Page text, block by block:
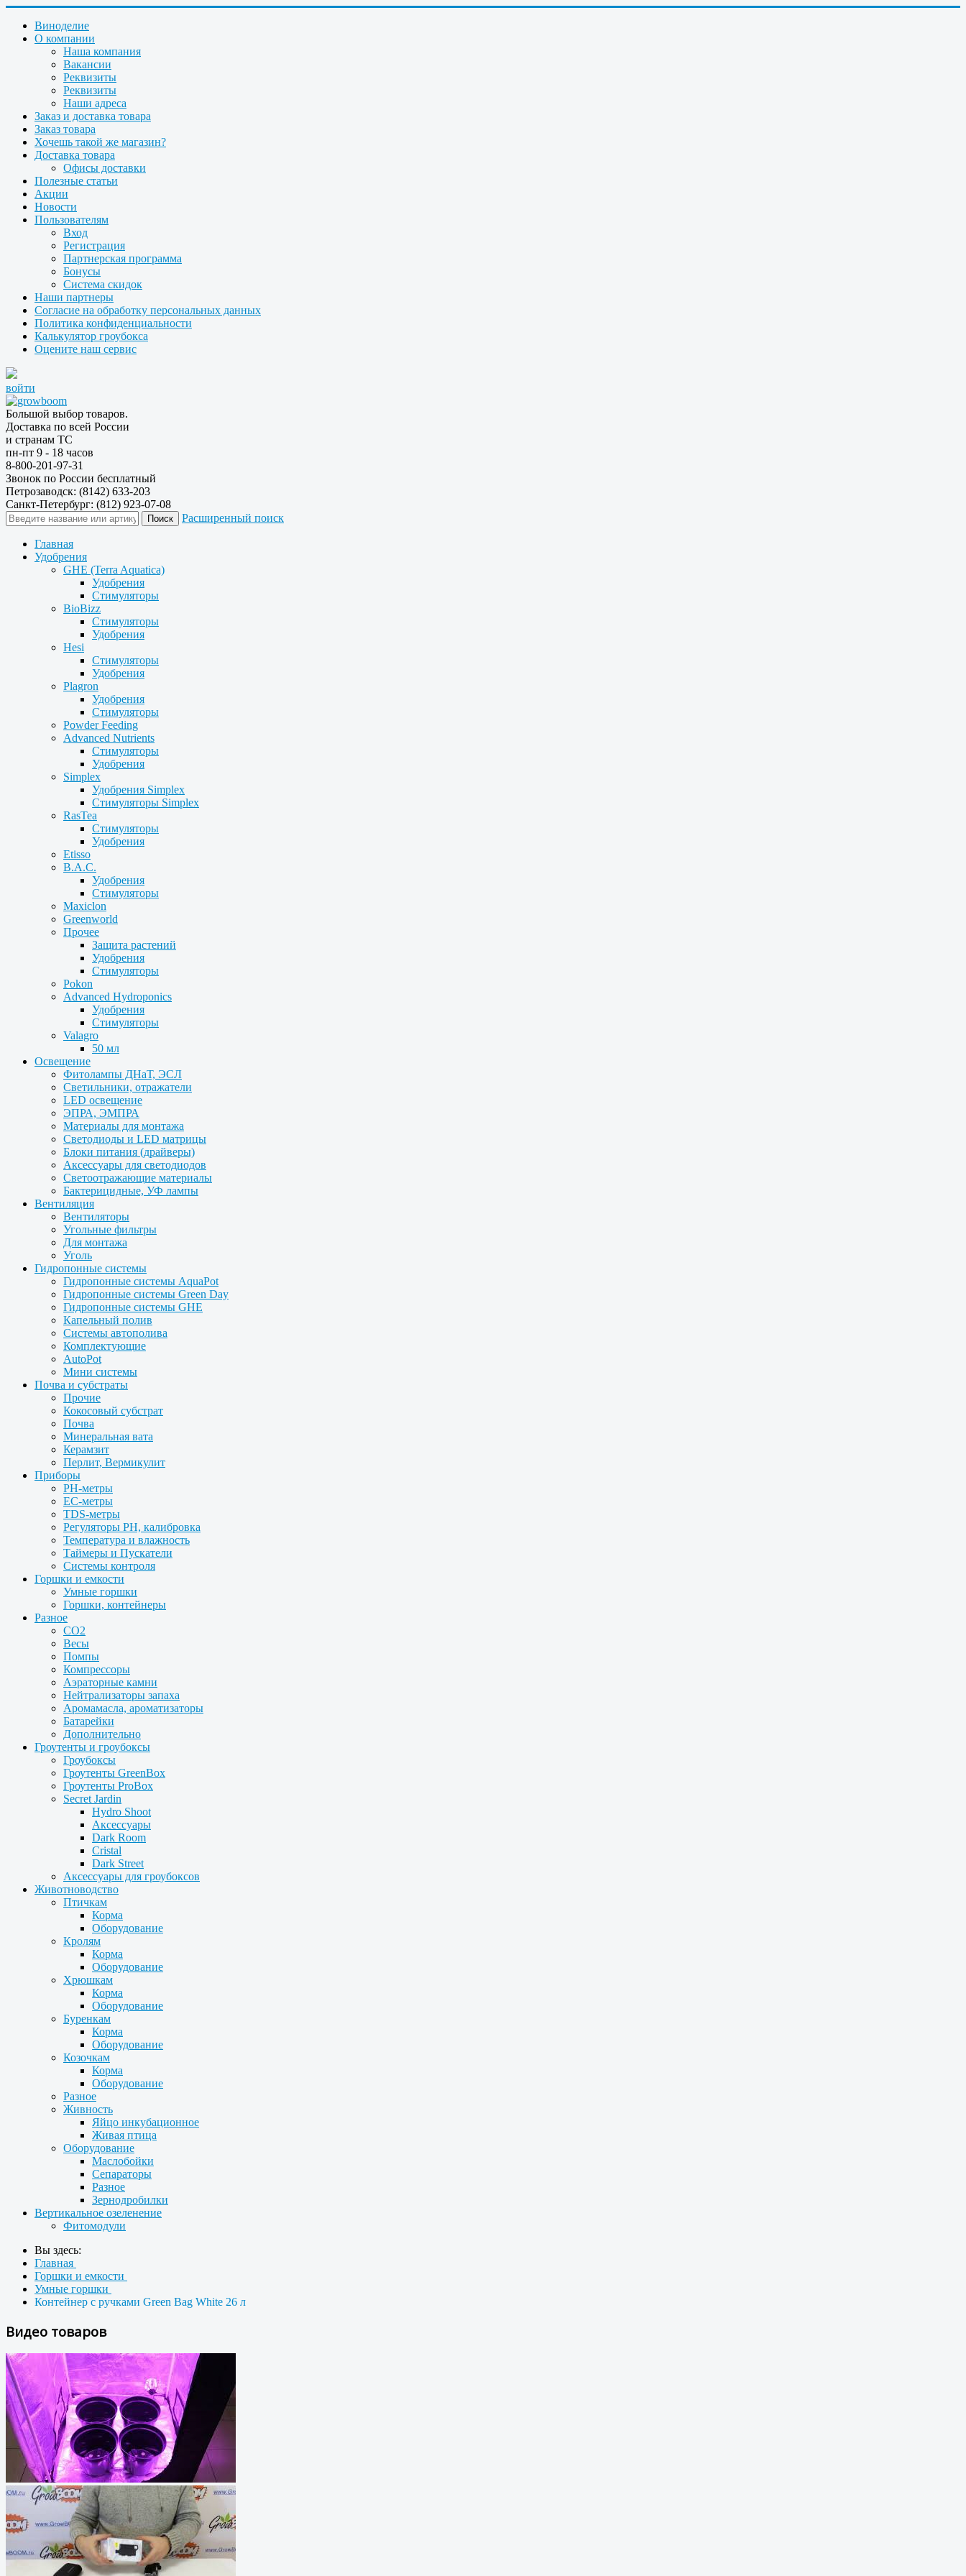
Виноделие
О компании
Наша компания
Вакансии
Реквизиты
Реквизиты
Наши адреса
Заказ и доставка товара
Заказ товара
Хочешь такой же магазин?
Доставка товара
Офисы доставки
Полезные статьи
Акции
Новости
Пользователям
Вход
Регистрация
Партнерская программа
Бонусы
Система скидок
Наши партнеры
Согласие на обработку персональных данных
Политика конфиденциальности
Калькулятор гроубокса
Оцените наш сервис
войти
Большой выбор товаров.
Доставка по всей России
и странам ТС
пн-пт 9 - 18 часов
8-800-201-97-31
Звонок по России бесплатный
Петрозаводск: (8142) 633-203
Санкт-Петербург: (812) 923-07-08
Расширенный поиск
Главная
Удобрения
GHE (Terra Aquatica)
Удобрения
Стимуляторы
BioBizz
Стимуляторы
Удобрения
Hesi
Стимуляторы
Удобрения
Plagron
Удобрения
Стимуляторы
Powder Feeding
Advanced Nutrients
Стимуляторы
Удобрения
Simplex
Удобрения Simplex
Стимуляторы Simplex
RasTea
Стимуляторы
Удобрения
Etisso
B.A.C.
Удобрения
Стимуляторы
Maxiclon
Greenworld
Прочее
Защита растений
Удобрения
Стимуляторы
Pokon
Advanced Hydroponics
Удобрения
Стимуляторы
Valagro
50 мл
Освещение
Фитолампы ДНаТ, ЭСЛ
Светильники, отражатели
LED освещение
ЭПРА, ЭМПРА
Материалы для монтажа
Светодиоды и LED матрицы
Блоки питания (драйверы)
Аксессуары для светодиодов
Светоотражающие материалы
Бактерицидные, УФ лампы
Вентиляция
Вентиляторы
Угольные фильтры
Для монтажа
Уголь
Гидропонные системы
Гидропонные системы AquaPot
Гидропонные системы Green Day
Гидропонные системы GHE
Капельный полив
Системы автополива
Комплектующие
AutoPot
Мини системы
Почва и субстраты
Прочие
Кокосовый субстрат
Почва
Минеральная вата
Керамзит
Перлит, Вермикулит
Приборы
PH-метры
EC-метры
TDS-метры
Регуляторы PH, калибровка
Температура и влажность
Таймеры и Пускатели
Системы контроля
Горшки и емкости
Умные горшки
Горшки, контейнеры
Разное
CO2
Весы
Помпы
Компрессоры
Аэраторные камни
Нейтрализаторы запаха
Аромамасла, ароматизаторы
Батарейки
Дополнительно
Гроутенты и гроубоксы
Гроубоксы
Гроутенты GreenBox
Гроутенты ProBox
Secret Jardin
Hydro Shoot
Аксессуары
Dark Room
Cristal
Dark Street
Аксессуары для гроубоксов
Животноводство
Птичкам
Корма
Оборудование
Кролям
Корма
Оборудование
Хрюшкам
Корма
Оборудование
Буренкам
Корма
Оборудование
Козочкам
Корма
Оборудование
Разное
Живность
Яйцо инкубационное
Живая птица
Оборудование
Маслобойки
Сепараторы
Разное
Зернодробилки
Вертикальное озеленение
Фитомодули
Вы здесь:
Главная
Горшки и емкости
Умные горшки
Контейнер с ручками Green Bag White 26 л
Видео товаров